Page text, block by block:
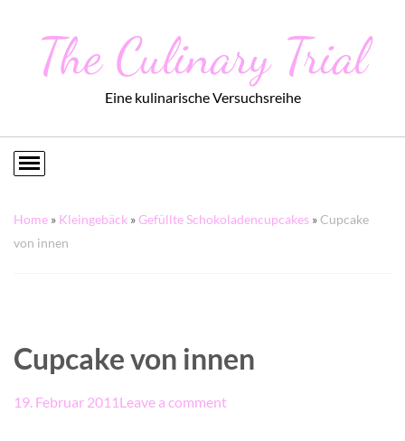
The Culinary Trial
Eine kulinarische Versuchsreihe
Home » Kleingebäck »Gefüllte Schokoladencupcakes »Cupcake
von innen
Cupcake von innen
19. Februar 2011 Leave a comment